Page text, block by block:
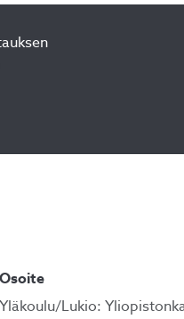
Osoite
Yläkoulu/Lukio: